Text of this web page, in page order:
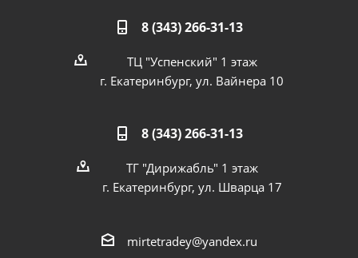
8 (343) 266-31-13
ТЦ "Успенский" 1 этаж
г. Екатеринбург, ул. Вайнера 10
8 (343) 266-31-13
ТГ "Дирижабль" 1 этаж
г. Екатеринбург, ул. Шварца 17
mirtetradey@yandex.ru